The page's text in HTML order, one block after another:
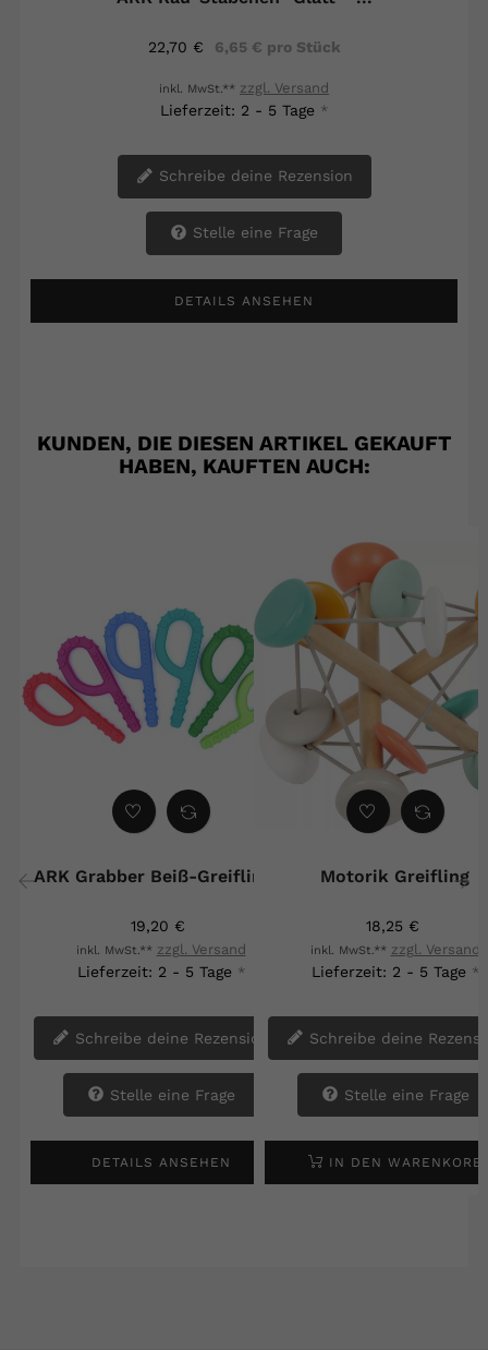
22,70 € 6,65 € pro Stück
inkl. MwSt.** zzgl. Versand
Lieferzeit: 2 - 5 Tage *
Schreibe deine Rezension
Stelle eine Frage
DETAILS ANSEHEN
KUNDEN, DIE DIESEN ARTIKEL GEKAUFT
HABEN, KAUFTEN AUCH:
ARK Grabber Beiß-Greifling...
19,20 €
inkl. MwSt.** zzgl. Versand
Lieferzeit: 2 - 5 Tage *
Schreibe deine Rezension
Stelle eine Frage
DETAILS ANSEHEN
Motorik Greifling
18,25 €
inkl. MwSt.** zzgl. Versand
Lieferzeit: 2 - 5 Tage *
Schreibe deine
Stelle eine Frage
IN DEN WARENKORB